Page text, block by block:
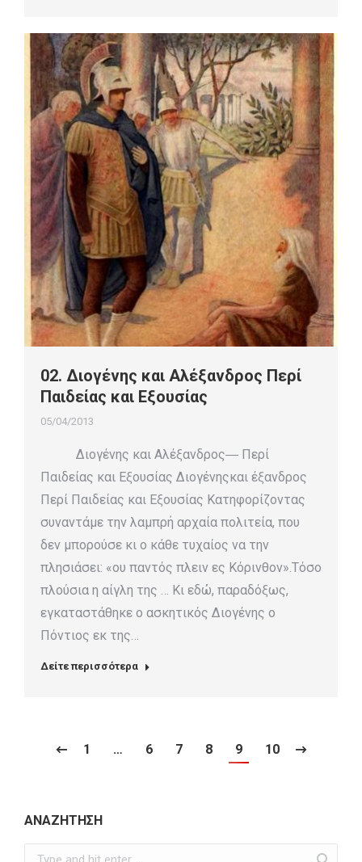
02. Διογένης και Αλέξανδρος Περί
Παιδείας και Εξουσίας
05/04/2013
Διογένης και Αλέξανδρος― Περί
Παιδείας και Εξουσίας Διογένηςκαι έξανδρος
Περί Παιδείας και Εξουσίας Κατηφορίζοντας
συναντάμε την λαμπρή αρχαία πολιτεία, που
δεν μπορούσε κι ο κάθε τυχαίος να την
πλησιάσει: «ου παντός πλειν ες Κόρινθον».Τόσο
πλούσια η αίγλη της … Κι εδώ, παραδόξως,
εγκαταστάθηκε ο ασκητικός Διογένης ο
Πόντιος εκ της…
Δείτε περισσότερα
1 … 6 7 8 9 10
ΑΝΑΖΗΤΗΣΗ
Search: